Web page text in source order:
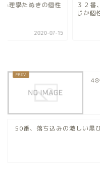
心理學たぬきの個性
2020-07-15
３２番
じか個
48
50番、落ち込みの激しい黒